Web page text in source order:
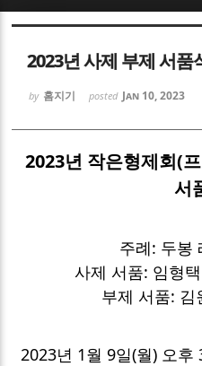
2023년 사제 부제 서품
by 홈지기 posted Jan 10, 2023
2023년 작은형제회(
서
주례: 두봉
사제 서품: 임형
부제 서품: 김
2023년 1월 9일(월) 오
Sketchbook5, 스
Sketchbook5,
Sketchbook5, 스
Sketchbook5,